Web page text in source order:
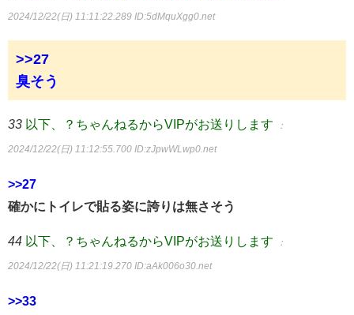
2024/12/22(日) 11:11:22.289 ID:5dMquXgg0.net
>>27
臭そう
33 以下、？ちゃんねるからVIPがお送りします ：
2024/12/22(日) 11:12:55.700 ID:zJpwWLwp0.net
>>27
確かにトイレで貼る姿に誇りは無さそう
44 以下、？ちゃんねるからVIPがお送りします ：
2024/12/22(日) 11:21:19.270 ID:aAk006o30.net
>>33